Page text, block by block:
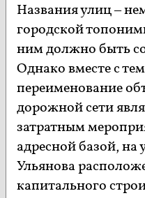
Названия улиц –
городской
ним должно быть
Однако вместе с
переименование
дорожной сети
затратным
адресной базой, на
Ульянова
капитального